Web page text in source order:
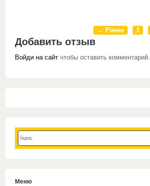
← Ранее 1
Добавить отзыв
Войди на сайт чтобы оставить комментарий.
Меню